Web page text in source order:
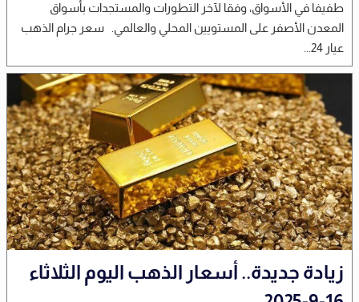
طفيفا في الأسواق، وفقا لآخر التطورات والمستجدات بأسواق
المعدن الأصفر على المستويين المحلي والعالمي. سعر جرام الذهب
عيار 24...
زيادة جديدة.. أسعار الذهب اليوم الثلاثاء